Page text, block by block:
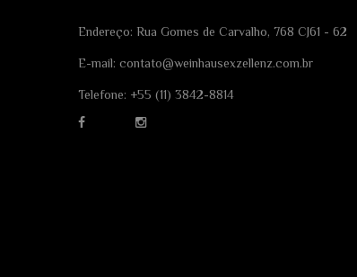
Endereço: Rua Gomes de Carvalho, 768 CJ61 - 62
E-mail: contato@weinhausexzellenz.com.br
Telefone: +55 (11) 3842-8814